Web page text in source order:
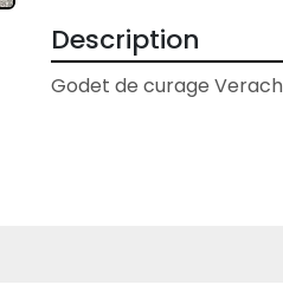
Description
Godet de curage